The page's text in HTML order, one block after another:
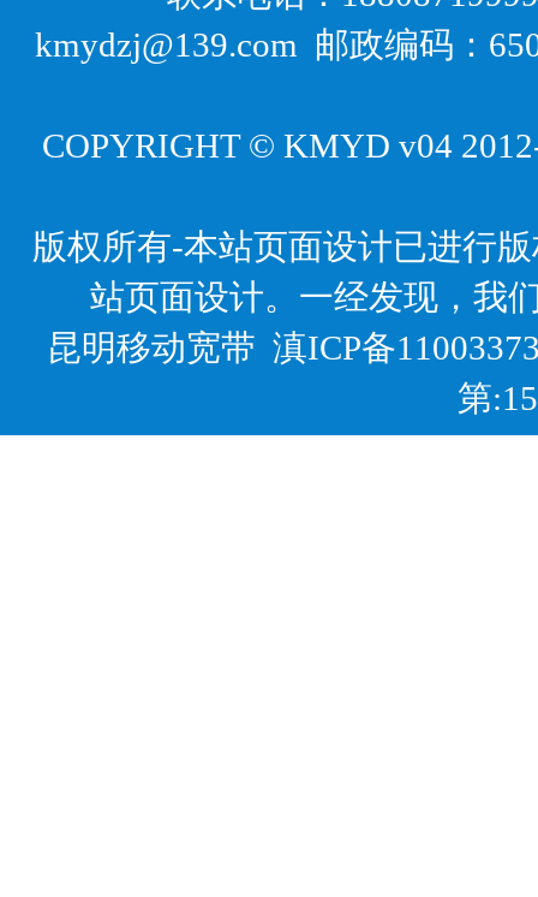
kmydzj@139.com 邮政编码：
COPYRIGHT © KMYD v04
版权所有-本站页面设计已进行
站页面设计。一经发现，我
昆明移动宽带 滇ICP备
第